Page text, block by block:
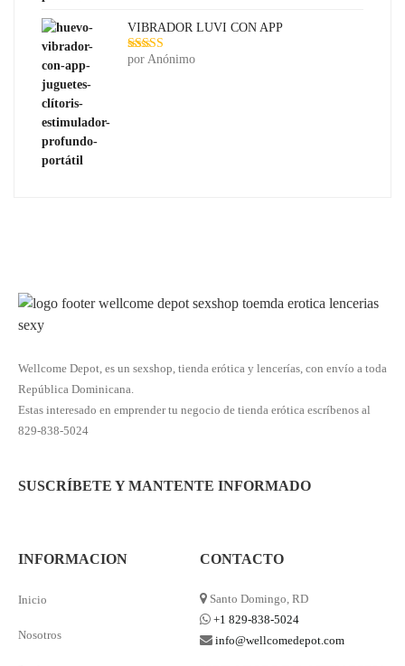
VIBRADOR LUVI CON APP
Valorado con
por Anónimo
Wellcome Depot, es un sexshop, tienda erótica y lencerías, con envío a toda
República Dominicana.
Estas interesado en emprender tu negocio de tienda erótica escríbenos al
829-838-5024
SUSCRÍBETE Y MANTENTE INFORMADO
INFORMACION
Inicio
Nosotros
CONTACTO
Santo Domingo, RD
+1 829-838-5024
info@wellcomedepot.com